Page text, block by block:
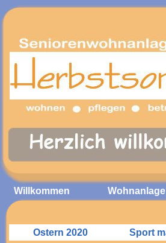
Willkommen Wohnanlage
Ostern 2020 Sport